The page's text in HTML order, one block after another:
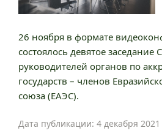
26 ноября в формате
состоялось девятое заседание
руководителей органов по
государств – членов
союза (ЕАЭС).
Дата публикации: 4 декабря 2021